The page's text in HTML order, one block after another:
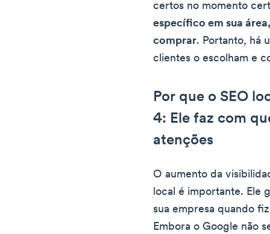
certos no momento
específico em sua
comprar. Portanto, há
clientes o escolham e
Por que o SEO
4: Ele faz com
atenções
O aumento da
local é importante. Ele
sua empresa quando
Embora o Google não